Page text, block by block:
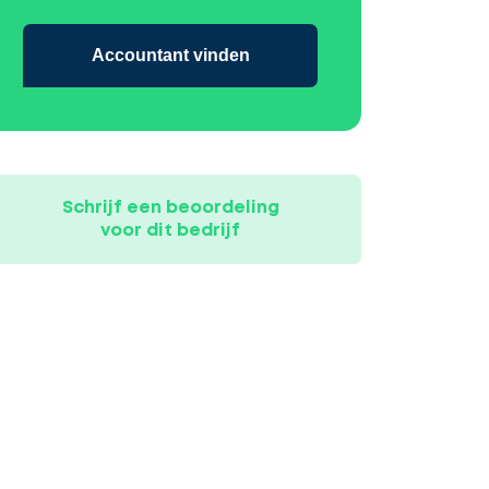
Accountant vinden
Schrijf een beoordeling
voor dit bedrijf